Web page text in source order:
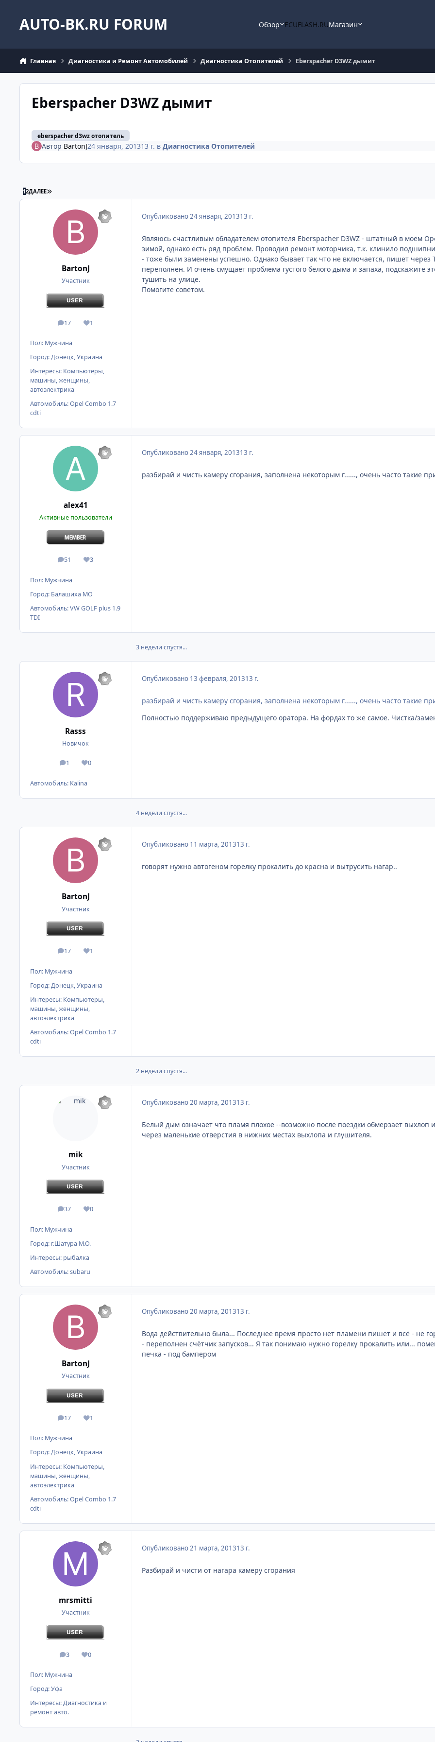
AUTO-BK.RU FORUM Обзор ECUFLASH.RUМагазин
Главная Диагностика и Ремонт Автомобилей Диагностика Отопителей Eberspacher D3WZ дымит
Eberspacher D3WZ дымит
eberspacher d3wz отопитель
Автор BartonJ24 января, 201313 г. в Диагностика Отопителей
12ДАЛЕЕ ПОСЛЕДНЯЯ СТРАНИЦА
BartonJ
Участник
17
сообщения
1
Репутация
Пол: Мужчина
Город:Донецк, Украина
Интересы: Компьютеры,
машины, женщины,
автоэлектрика
Автомобиль:Opel Combo 1.7
cdti
Опубликовано24 января, 201313 г.
Являюсь счастливым обладателем отопителя Eberspacher D3WZ - штатный в моём
зимой, однако есть ряд проблем. Проводил ремонт моторчика, т.к. клинило
- тоже были заменены успешно. Однако бывает так что не включается, пишет через
переполнен. И очень смущает проблема густого белого дыма и запаха, подскажите
тушить на улице.
Помогите советом.
alex41
Активные пользователи
51
сообщения
3
Репутация
Пол: Мужчина
Город: Балашиха МО
Автомобиль:VW GOLF plus 1.9
TDI
Опубликовано24 января, 201313 г.
разбирай и чисть камеру сгорания, заполнена некоторым г......, очень часто такие
3 недели спустя...
Rasss
Новичок
1
сообщения
0
Репутация
Автомобиль: Kalina
Опубликовано 13 февраля, 201313 г.
разбирай и чисть камеру сгорания, заполнена некоторым г......, очень часто такие
Полностью поддерживаю предыдущего оратора. На фордах то же самое. Чистка/
4 недели спустя...
BartonJ
Участник
17
сообщения
1
Репутация
Пол: Мужчина
Город:Донецк, Украина
Интересы: Компьютеры,
машины, женщины,
автоэлектрика
Автомобиль:Opel Combo 1.7
cdti
Опубликовано 11 марта, 201313 г.
говорят нужно автогеном горелку прокалить до красна и вытрусить нагар..
2 недели спустя...
mik
Участник
37
сообщения
0
Репутация
Пол: Мужчина
Город: г.Шатура М.О.
Интересы: рыбалка
Автомобиль:subaru
Опубликовано20 марта, 201313 г.
Белый дым означает что пламя плохое --возможно после поездки обмерзает выхлоп
через маленькие отверстия в нижних местах выхлопа и глушителя.
BartonJ
Участник
17
сообщения
1
Репутация
Пол: Мужчина
Город:Донецк, Украина
Интересы: Компьютеры,
машины, женщины,
автоэлектрика
Автомобиль:Opel Combo 1.7
cdti
Опубликовано20 марта, 201313 г.
Вода действительно была... Последнее время просто нет пламени пишет и всё - не
- переполнен счётчик запусков... Я так понимаю нужно горелку прокалить или...
печка - под бампером
mrsmitti
Участник
3
сообщения
0
Репутация
Пол: Мужчина
Город:Уфа
Интересы:Диагностика и
ремонт авто.
Опубликовано21 марта, 201313 г.
Разбирай и чисти от нагара камеру сгорания